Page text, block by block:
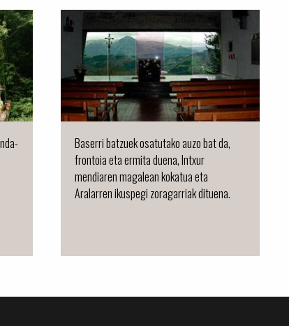
Baserri batzuek osatutako auzo bat da,
frontoia eta ermita duena, Intxur
mendiaren magalean kokatua eta
Aralarren ikuspegi zoragarriak dituena.